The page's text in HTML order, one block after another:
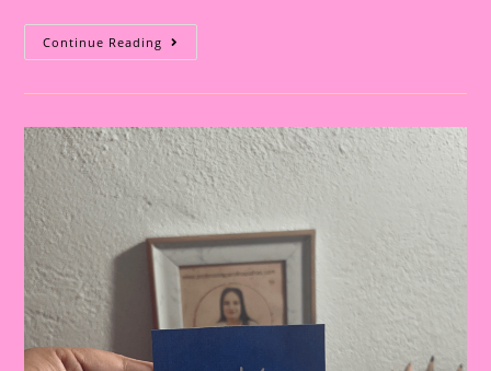
Continue Reading Cartão
Lembrança
O
Pais
|
Dia
Dos
Pais:
Celebrando
A
Importância
Da
Figura
Paterna